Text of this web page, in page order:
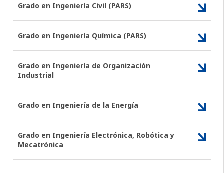
Grado en Ingeniería Civil (PARS)
Grado en Ingeniería Química (PARS)
Grado en Ingeniería de Organización
Industrial
Grado en Ingeniería de la Energía
Grado en Ingeniería Electrónica, Robótica y
Mecatrónica